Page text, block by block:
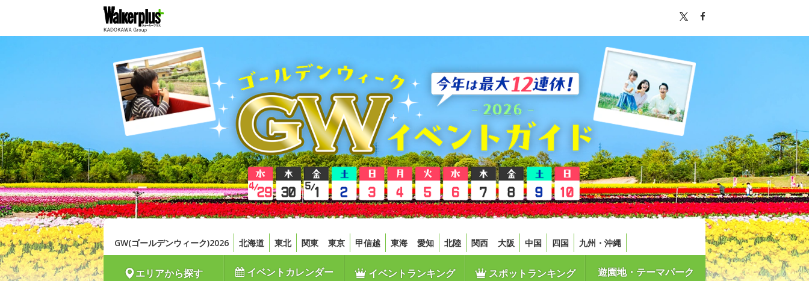
GW(ゴールデンウィーク)2026 北海道 東北 関東 東京 甲信越 東海 愛知 北陸 関西 大阪 中国 四国 九州・沖縄
エリアから探す イベントカレンダー イベントランキング スポットランキング 遊園地・テーマパーク